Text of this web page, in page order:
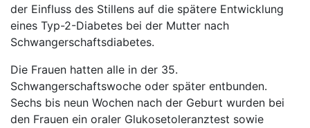
der Einfluss des Stillens auf die spätere Entwicklung
eines Typ-2-Diabetes bei der Mutter nach
Schwangerschaftsdiabetes.
Die Frauen hatten alle in der 35.
Schwangerschaftswoche oder später entbunden.
Sechs bis neun Wochen nach der Geburt wurden bei
den Frauen ein oraler Glukosetoleranztest sowie